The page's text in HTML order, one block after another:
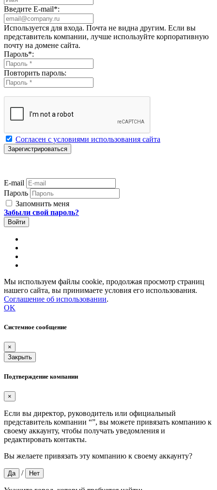
Введите E-mail*:
Используется для входа. Почта не видна другим. Если вы
представитель компании, лучше используйте корпоративную
почту на домене сайта.
Пароль*:
Повторить пароль:
Согласен с условиями использования сайта
E-mail
Пароль
Запомнить меня
Забыли свой пароль?
Мы используем файлы cookie, продолжая просмотр страниц
нашего сайта, вы принимаете условия его использования.
Соглашение об использовании.
OK
Системное сообщение
×
Закрыть
Подтверждение компании
×
Если вы директор, руководитель или официальный
представитель компании “”, вы можете привязать компанию к
своему аккаунту, чтобы получать уведомления и
редактировать контакты.
Вы желаете привязать эту компанию к своему аккаунту?
Да / Нет